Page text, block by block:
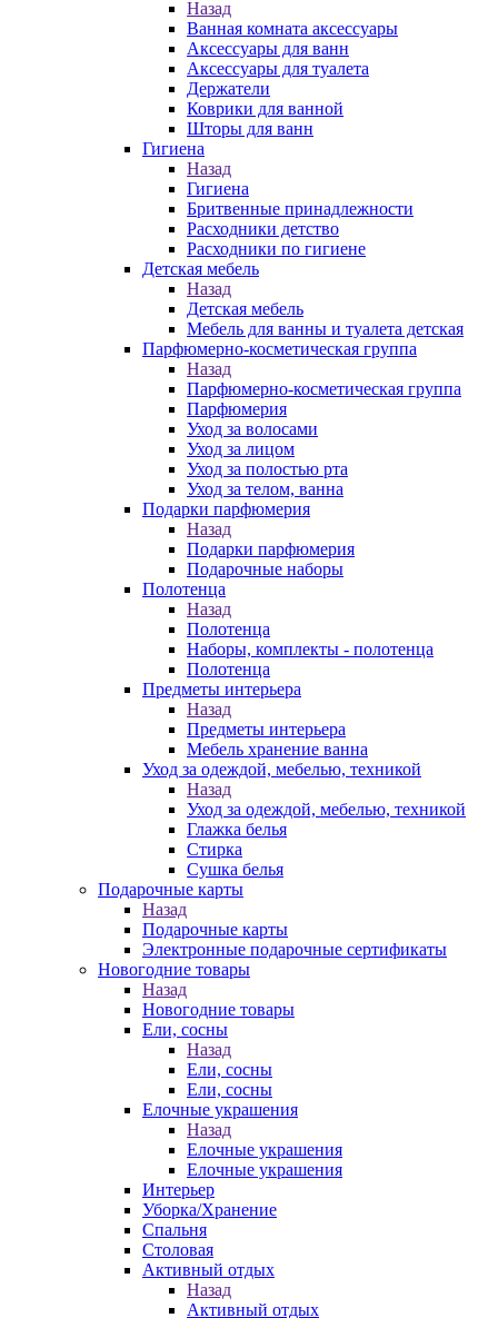
Назад
Ванная комната аксессуары
Аксессуары для ванн
Аксессуары для туалета
Держатели
Коврики для ванной
Шторы для ванн
Гигиена
Назад
Гигиена
Бритвенные принадлежности
Расходники детство
Расходники по гигиене
Детская мебель
Назад
Детская мебель
Мебель для ванны и туалета детская
Парфюмерно-косметическая группа
Назад
Парфюмерно-косметическая группа
Парфюмерия
Уход за волосами
Уход за лицом
Уход за полостью рта
Уход за телом, ванна
Подарки парфюмерия
Назад
Подарки парфюмерия
Подарочные наборы
Полотенца
Назад
Полотенца
Наборы, комплекты - полотенца
Полотенца
Предметы интерьера
Назад
Предметы интерьера
Мебель хранение ванна
Уход за одеждой, мебелью, техникой
Назад
Уход за одеждой, мебелью, техникой
Глажка белья
Стирка
Сушка белья
Подарочные карты
Назад
Подарочные карты
Электронные подарочные сертификаты
Новогодние товары
Назад
Новогодние товары
Ели, сосны
Назад
Ели, сосны
Ели, сосны
Елочные украшения
Назад
Елочные украшения
Елочные украшения
Интерьер
Уборка/Хранение
Спальня
Столовая
Активный отдых
Назад
Активный отдых